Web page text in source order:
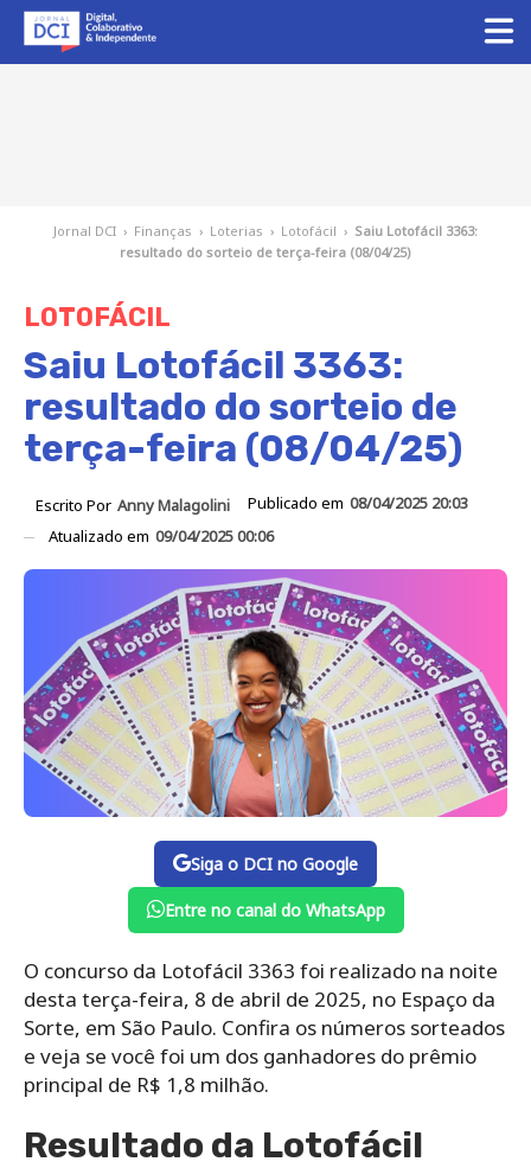
Jornal DCI › Finanças › Loterias › Lotofácil › Saiu Lotofácil 3363:
resultado do sorteio de terça-feira (08/04/25)
LOTOFÁCIL
Saiu Lotofácil 3363:
resultado do sorteio de
terça-feira (08/04/25)
Escrito Por Anny Malagolini Publicado em 08/04/2025 20:03
Atualizado em 09/04/2025 00:06
Siga o DCI no Google
Entre no canal do WhatsApp
O concurso da Lotofácil 3363 foi realizado na noite
desta terça-feira, 8 de abril de 2025, no Espaço da
Sorte, em São Paulo. Confira os números sorteados
e veja se você foi um dos ganhadores do prêmio
principal de R$ 1,8 milhão.
Resultado da Lotofácil